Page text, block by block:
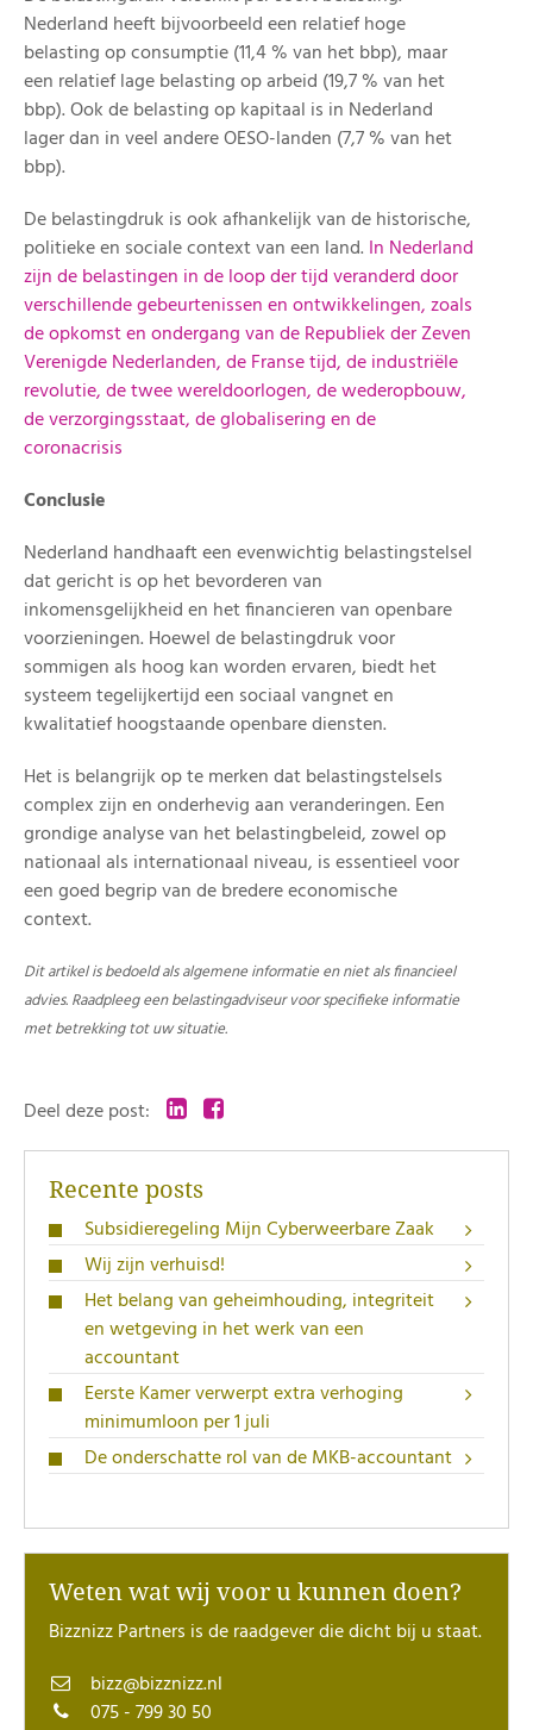
Nederland heeft bijvoorbeeld een relatief hoge
belasting op consumptie (11,4 % van het bbp), maar
een relatief lage belasting op arbeid (19,7 % van het
bbp). Ook de belasting op kapitaal is in Nederland
lager dan in veel andere OESO-landen (7,7 % van het
bbp).
De belastingdruk is ook afhankelijk van de historische,
politieke en sociale context van een land. In Nederland
zijn de belastingen in de loop der tijd veranderd door
verschillende gebeurtenissen en ontwikkelingen, zoals
de opkomst en ondergang van de Republiek der Zeven
Verenigde Nederlanden, de Franse tijd, de industriële
revolutie, de twee wereldoorlogen, de wederopbouw,
de verzorgingsstaat, de globalisering en de
coronacrisis
Conclusie
Nederland handhaaft een evenwichtig belastingstelsel
dat gericht is op het bevorderen van
inkomensgelijkheid en het financieren van openbare
voorzieningen. Hoewel de belastingdruk voor
sommigen als hoog kan worden ervaren, biedt het
systeem tegelijkertijd een sociaal vangnet en
kwalitatief hoogstaande openbare diensten.
Het is belangrijk op te merken dat belastingstelsels
complex zijn en onderhevig aan veranderingen. Een
grondige analyse van het belastingbeleid, zowel op
nationaal als internationaal niveau, is essentieel voor
een goed begrip van de bredere economische
context.
Dit artikel is bedoeld als algemene informatie en niet als financieel
advies. Raadpleeg een belastingadviseur voor specifieke informatie
met betrekking tot uw situatie.
Deel deze post:
Recente posts
Subsidieregeling Mijn Cyberweerbare Zaak
Wij zijn verhuisd!
Het belang van geheimhouding, integriteit
en wetgeving in het werk van een
accountant
Eerste Kamer verwerpt extra verhoging
minimumloon per 1 juli
De onderschatte rol van de MKB-accountant
Weten wat wij voor u kunnen doen?
Bizznizz Partners is de raadgever die dicht bij u staat.
bizz@bizznizz.nl
075 - 799 30 50